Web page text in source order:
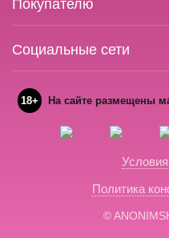
Социальные сети
18+ На сайте размещены
Политика
©